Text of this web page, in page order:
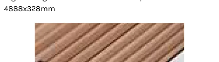
4888x328mm